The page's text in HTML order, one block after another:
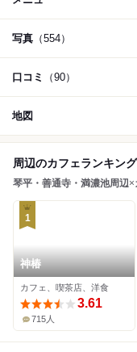
写真 （554）
口コミ （90）
地図
周辺のカフェランキング
琴平・善通寺・満濃池周辺×
1
神椿
カフェ、喫茶店、洋食
3.61
715人